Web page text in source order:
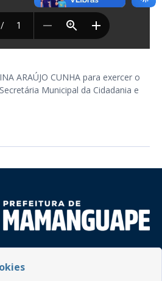
ARAÚJO CUNHA para exercer o
Municipal da Cidadania e
PB